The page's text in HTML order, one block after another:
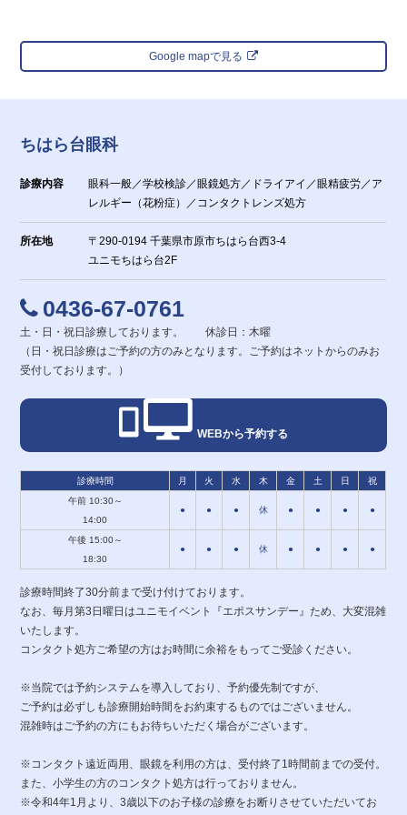
Google mapで見る
ちはら台眼科
診療内容
眼科一般／学校検診／眼鏡処方／ドライアイ／眼精疲労／ア
レルギー（花粉症）／コンタクトレンズ処方
所在地
〒290-0194 千葉県市原市ちはら台西3-4
ユニモちはら台2F
0436-67-0761
土・日・祝日診療しております。 休診日：木曜
（日・祝日診療はご予約の方のみとなります。ご予約はネットからのみお
受付しております。）
WEBから予約する
診療時間 月 火 水 木 金 土 日
祝
午前 10:30～
14:00
● ● ● 休 ● ● ● ●
午後 15:00～
18:30
● ● ● 休 ● ● ● ●
診療時間終了30分前まで受け付けております。
なお、毎月第3日曜日はユニモイベント『エポスサンデー』ため、大変混雑
いたします。
コンタクト処方ご希望の方はお時間に余裕をもってご受診ください。
※当院では予約システムを導入しており、予約優先制ですが、
ご予約は必ずしも診療開始時間をお約束するものではございません。
混雑時はご予約の方にもお待ちいただく場合がございます。
※コンタクト遠近両用、眼鏡を利用の方は、受付終了1時間前までの受付。
また、小学生の方のコンタクト処方は行っておりません。
※令和4年1月より、3歳以下のお子様の診療をお断りさせていただいてお